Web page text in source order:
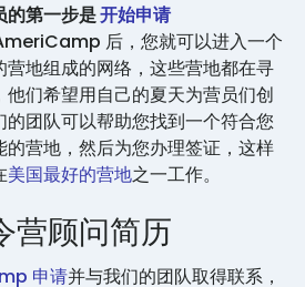
的第一步是开始申请
后，您就可以进入一个
营地组成的网络，这些营地都在寻
们希望用自己的夏天为营员们创
团队可以帮助您找到一个符合您
的营地，然后为您办理签证，这样
美国最好的营地之一工作。
营顾问简历
申请并与我们的团队取得联系，